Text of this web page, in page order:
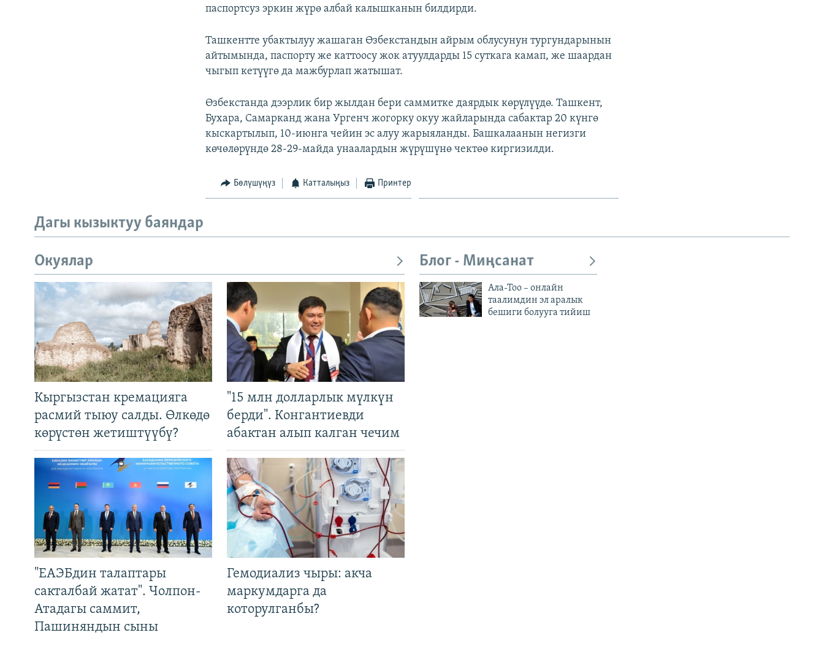
паспортсуз эркин жүрө албай калышканын билдирди.
Ташкентте убактылуу жашаган Өзбекстандын айрым облусунун тургундарынын
айтымында, паспорту же каттоосу жок атуулдарды 15 суткага камап, же шаардан
чыгып кетүүгө да мажбурлап жатышат.
Өзбекстанда дээрлик бир жылдан бери саммитке даярдык көрүлүүдө. Ташкент,
Бухара, Самарканд жана Ургенч жогорку окуу жайларында сабактар 20 күнгө
кыскартылып, 10-июнга чейин эс алуу жарыяланды. Башкалаанын негизги
көчөлөрүндө 28-29-майда унаалардын жүрүшүнө чектөө киргизилди.
Бөлүшүңүз Катталыңыз Принтер
Дагы кызыктуу баяндар
Окуялар
Кыргызстан кремацияга
расмий тыюу салды. Өлкөдө
көрүстөн жетиштүүбү?
"15 млн долларлык мүлкүн
берди". Конгантиевди
абактан алып калган чечим
"ЕАЭБдин талаптары
сакталбай жатат". Чолпон-
Атадагы саммит,
Пашиняндын сыны
Гемодиализ чыры: акча
маркумдарга да
которулганбы?
Блог - Миңсанат
Ала-Тоо – онлайн
таалимдин эл аралык
бешиги болууга тийиш